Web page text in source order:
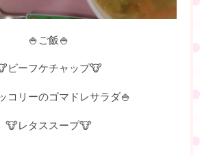
🍚ご飯🍚
ビーフケチャップ🐮
コリーのゴマドレサラダ🍚
🐮レタススープ🐮